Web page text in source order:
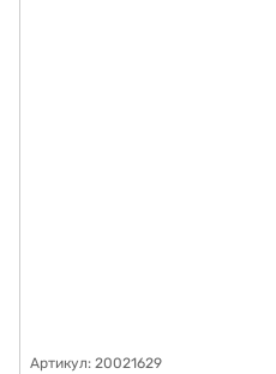
Артикул: 20021629